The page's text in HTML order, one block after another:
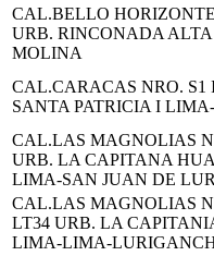
CAL.BELLO
URB. RINCONADA
MOLINA
CAL.CARACAS NRO. S1
SANTA PATRICIA I
CAL.LAS MAGNOLIAS
URB. LA CAPITANA
LIMA-SAN JUAN DE
CAL.LAS MAGNOLIAS
LT34 URB. LA
LIMA-LIMA-